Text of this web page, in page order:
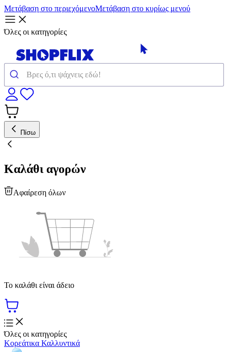
Μετάβαση στο περιεχόμενοΜετάβαση στο κυρίως μενού
Όλες οι κατηγορίες
Πίσω
Καλάθι αγορών
Αφαίρεση όλων
Το καλάθι είναι άδειο
Όλες οι κατηγορίες
Κορεάτικα Καλλυντικά